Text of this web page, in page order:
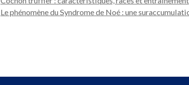
Le phénomène du Syndrome de Noé : une